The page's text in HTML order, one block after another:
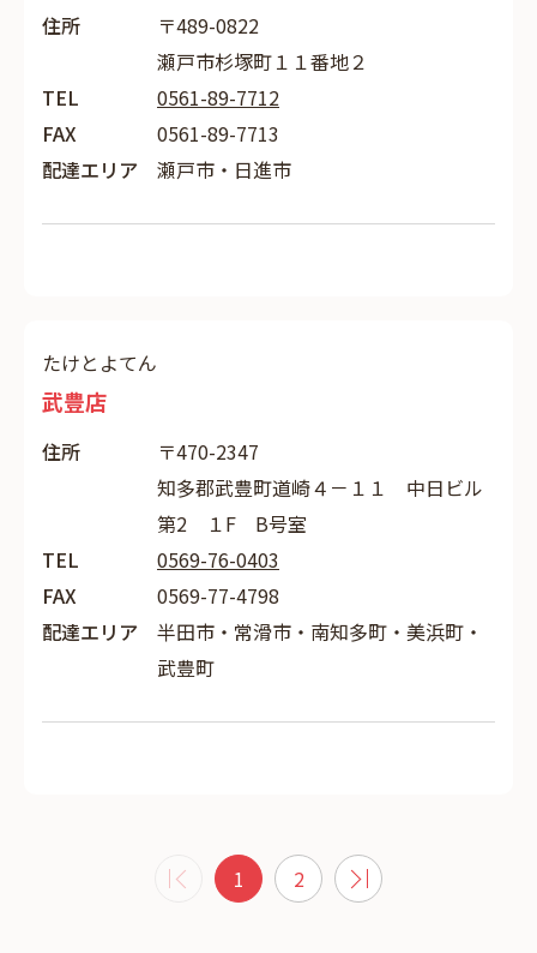
住所
〒489-0822
瀬戸市杉塚町１１番地２
TEL
0561-89-7712
FAX
0561-89-7713
配達エリア
瀬戸市・日進市
たけとよてん
武豊店
住所
〒470-2347
知多郡武豊町道崎４－１１ 中日ビル
第2 １F B号室
TEL
0569-76-0403
FAX
0569-77-4798
配達エリア
半田市・常滑市・南知多町・美浜町・
武豊町
1 2